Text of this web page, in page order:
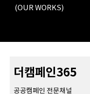
(OUR WORKS)
더캠페인365
공공캠페인 전문채널